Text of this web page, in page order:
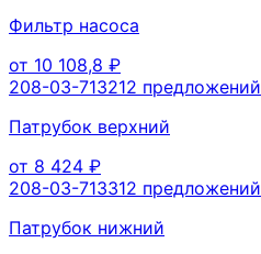
Фильтр насоса
от 10 108,8 ₽
208-03-713212 предложений
Патрубок верхний
от 8 424 ₽
208-03-713312 предложений
Патрубок нижний